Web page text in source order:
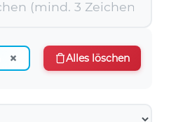
× Alles löschen